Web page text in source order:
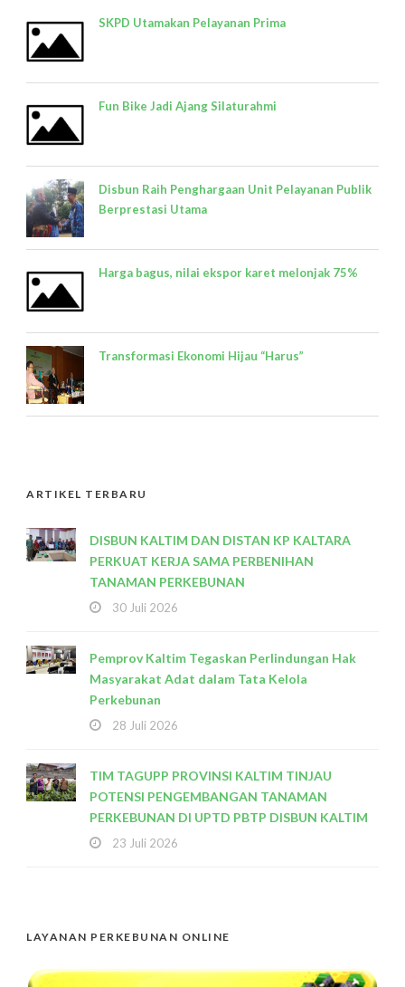
SKPD Utamakan Pelayanan Prima
Fun Bike Jadi Ajang Silaturahmi
Disbun Raih Penghargaan Unit Pelayanan Publik
Berprestasi Utama
Harga bagus, nilai ekspor karet melonjak 75%
Transformasi Ekonomi Hijau “Harus”
ARTIKEL TERBARU
DISBUN KALTIM DAN DISTAN KP KALTARA
PERKUAT KERJA SAMA PERBENIHAN
TANAMAN PERKEBUNAN
30 Juli 2026
Pemprov Kaltim Tegaskan Perlindungan Hak
Masyarakat Adat dalam Tata Kelola
Perkebunan
28 Juli 2026
TIM TAGUPP PROVINSI KALTIM TINJAU
POTENSI PENGEMBANGAN TANAMAN
PERKEBUNAN DI UPTD PBTP DISBUN KALTIM
23 Juli 2026
LAYANAN PERKEBUNAN ONLINE